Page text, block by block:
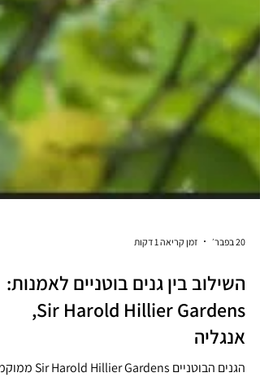
20 בפבר׳ זמן קריאה 1 דקות
השילוב בין גנים בוטניים לאמנות:
Sir Harold Hillier Gardens,